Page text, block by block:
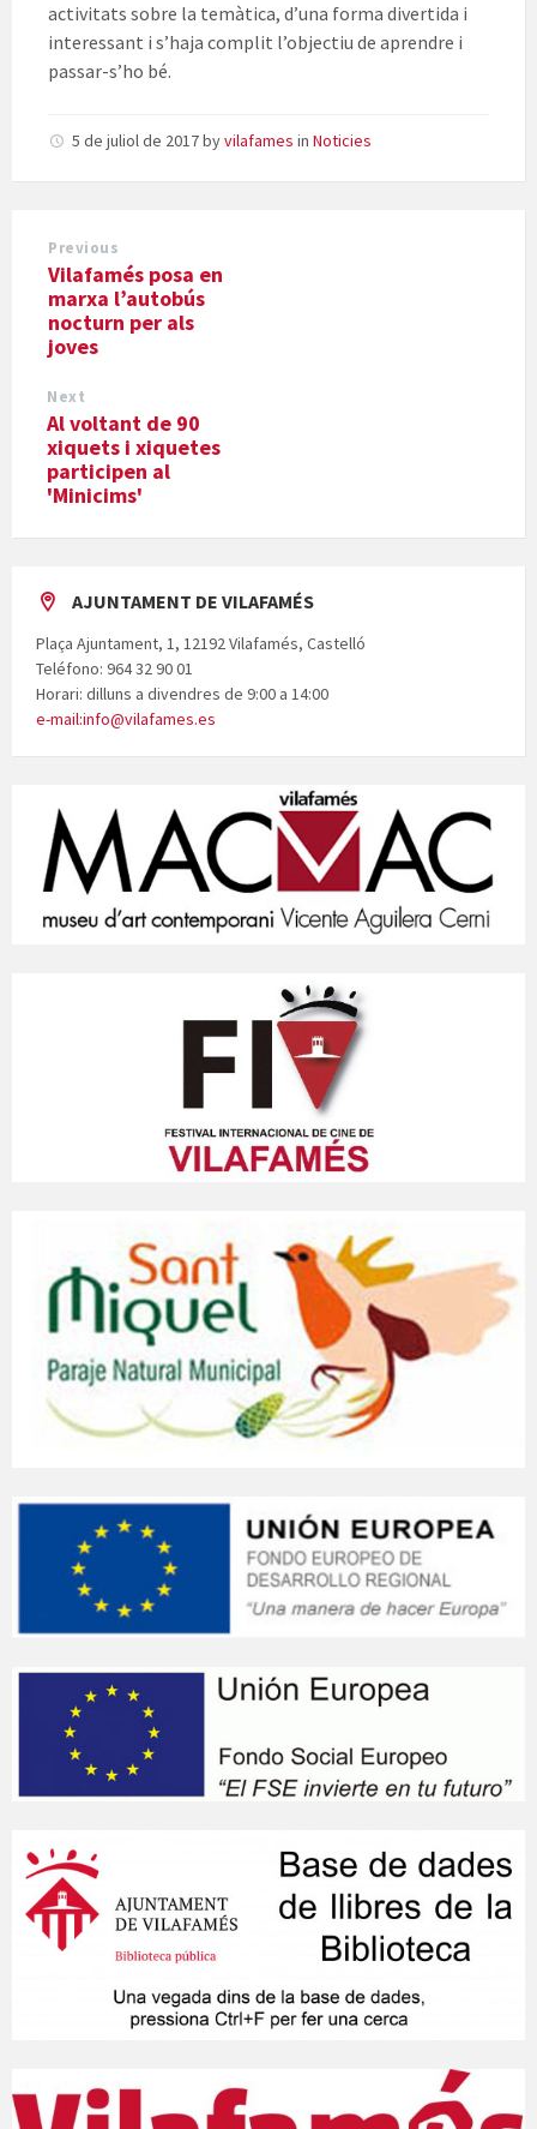
activitats sobre la temàtica, d’una forma divertida i
interessant i s’haja complit l’objectiu de aprendre i
passar-s’ho bé.
5 de juliol de 2017byvilafames in Noticies
Previous
Vilafamés posa en
marxa l’autobús
nocturn per als
joves
Next
Al voltant de 90
xiquets i xiquetes
participen al
'Minicims'
AJUNTAMENT DE VILAFAMÉS
Plaça Ajuntament, 1, 12192 Vilafamés, Castelló
Teléfono: 964 32 90 01
Horari: dilluns a divendres de 9:00 a 14:00
e-mail:info@vilafames.es